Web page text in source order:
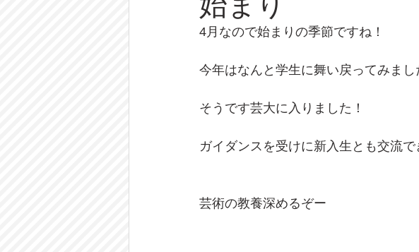
4月なので始まりの季節ですね！
今年はなんと学生に舞い戻ってみまし
そうです芸大に入りました！
ガイダンスを受けに新入生とも交流で
芸術の教養深めるぞー